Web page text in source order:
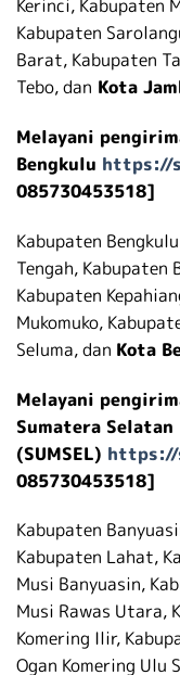
Kerinci, Kabupaten
Kabupaten
Barat, Kabupaten
Tebo, dan Kota
Melayani
Bengkulu https://
085730453518]
Kabupaten
Tengah, Kabupaten
Kabupaten
Mukomuko,
Seluma, dan Kota
Melayani
Sumatera Selatan
(SUMSEL) https://
085730453518]
Kabupaten
Kabupaten Lahat,
Musi Banyuasin,
Musi Rawas Utara,
Komering Ilir,
Ogan Komering Ulu